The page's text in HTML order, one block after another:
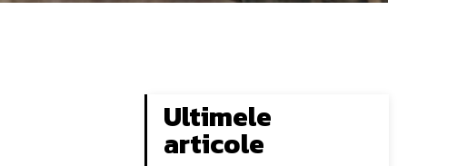
Ultimele
articole